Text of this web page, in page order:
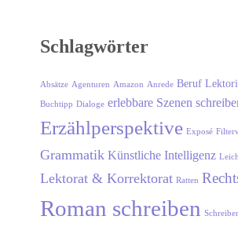
Schlagwörter
Absätze Agenturen Amazon Anrede Beruf
Buchtipp Dialoge erlebbare Szenen
Erzählperspektive Exposé
Grammatik Künstliche Intelligenz
Lektorat & Korrektorat Ratten
Roman schreiben